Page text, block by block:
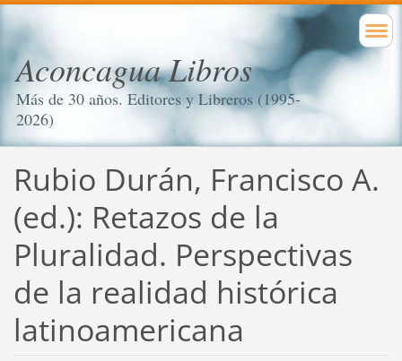
Aconcagua Libros
Más de 30 años. Editores y Libreros (1995-
2026)
Rubio Durán, Francisco A.
(ed.): Retazos de la
Pluralidad. Perspectivas
de la realidad histórica
latinoamericana